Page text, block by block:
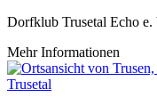
Dorfklub Trusetal Echo e.
Mehr Informationen
Trusetal